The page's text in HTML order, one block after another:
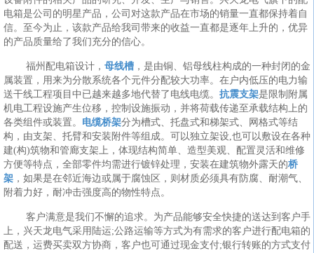
电箱是公司的明星产品，公司对这款产品在市场的销量一直都保持着自
信。至今为止，该款产品给我司带来的收益一直都是逐年上升的，优异
的产品质量给了我们充分的信心。
福州配电箱设计， 母线槽，是由铜、铝母线柱构成的一种封闭的金
属装置，用来为分散系统各个元件分配较大功率。在户内低压的电力输
送干线工程项目中已越来越多地代替了电线电缆。 抗震支架是限制附属
机电工程设施产生位移，控制设施振动，并将荷载传递至承载结构上的
各类组件或装置。 电缆桥架分为槽式、托盘式和梯架式、网格式等结
构，由支架、托臂和安装附件等组成。可以独立架设,也可以敷设在各种
建(构)筑物和管廊支架上，体现结构简单、造型美观、配置灵活和维修
方便等特点，全部零件均需进行镀锌处理，安装在建筑物外露天的桥
架，如果是在邻近海边或属于腐蚀区，则材质必须具有防腐、耐潮气、
附着力好，耐冲击强度高的物性特点。
客户满意是我们不懈的追求。为产品能够安全快捷的送达到客户手
上，兴天龙电气采用陆运;公路运输等方式为有需求的客户进行配电箱的
配送，运费买卖双方协商，客户也可通过现金支付;银行转账的方式支付